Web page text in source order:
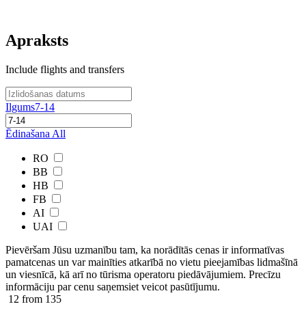
Apraksts
Include flights and transfers
Ilgums7-14
Ēdinašana All
RO
BB
HB
FB
AI
UAI
Pievēršam Jūsu uzmanību tam, ka norādītās cenas ir ​informatīvas ​
pamatcenas un var mainīties atkarībā ​no ​vietu pieejamības lidmašīnā
un viesnīcā, kā arī no tūrisma operatoru piedāvājumiem. Precīzu
informāciju par cenu saņemsiet veicot pasūtījumu.
12 from 135